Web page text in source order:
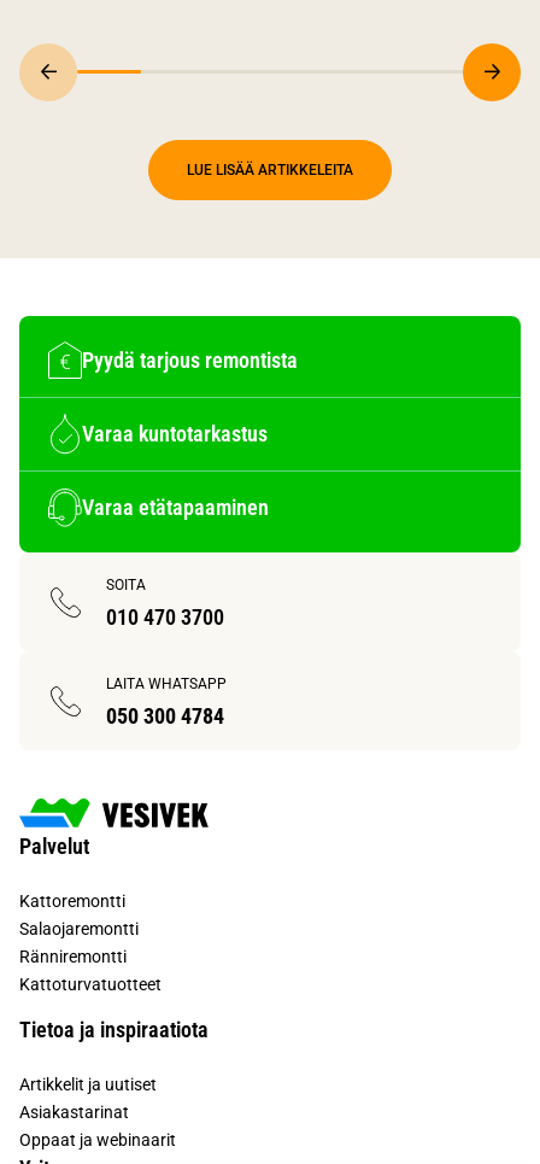
LUE LISÄÄ ARTIKKELEITA
Pyydä tarjous remontista
Varaa kuntotarkastus
Varaa etätapaaminen
SOITA
010 470 3700
LAITA WHATSAPP
050 300 4784
Palvelut
Kattoremontti
Salaojaremontti
Ränniremontti
Kattoturvatuotteet
Tietoa ja inspiraatiota
Artikkelit ja uutiset
Asiakastarinat
Oppaat ja webinaarit